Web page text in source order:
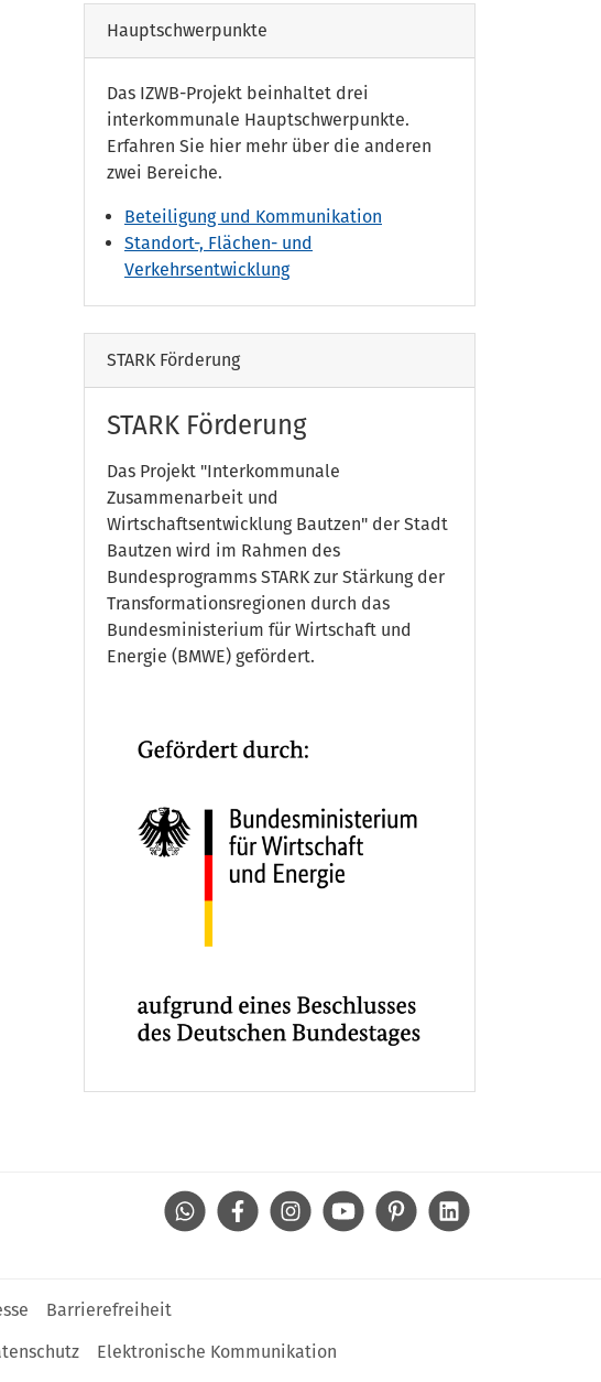
Hauptschwerpunkte
Das IZWB-Projekt beinhaltet drei
interkommunale Hauptschwerpunkte.
Erfahren Sie hier mehr über die anderen
zwei Bereiche.
Beteiligung und Kommunikation
Standort-, Flächen- und
Verkehrsentwicklung
STARK Förderung
STARK Förderung
Das Projekt "Interkommunale
Zusammenarbeit und
Wirtschaftsentwicklung Bautzen" der Stadt
Bautzen wird im Rahmen des
Bundesprogramms STARK zur Stärkung der
Transformationsregionen durch das
Bundesministerium für Wirtschaft und
Energie (BMWE) gefördert.
WhatsAppFacebookInstagramYoutube Pinterest
Barrierefreiheit
Elektronische Kommunikation